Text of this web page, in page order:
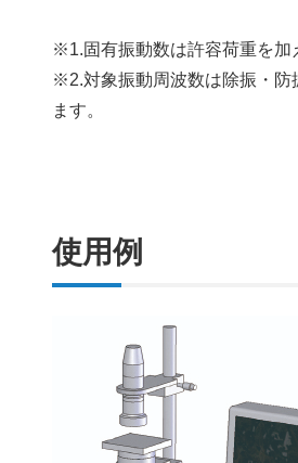
※1.固有振動数は許容荷重を加
※2.対象振動周波数は除振・防
ます。
使用例